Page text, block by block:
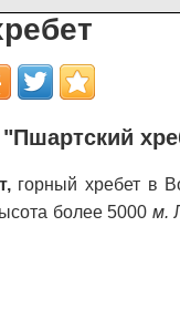
горный хребет в
более 5000 м.